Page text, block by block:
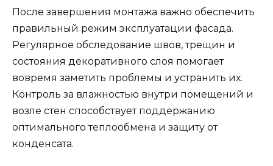
После завершения монтажа важно обеспечить
правильный режим эксплуатации фасада.
Регулярное обследование швов, трещин и
состояния декоративного слоя помогает
вовремя заметить проблемы и устранить их.
Контроль за влажностью внутри помещений и
возле стен способствует поддержанию
оптимального теплообмена и защиту от
конденсата.